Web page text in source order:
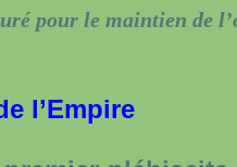
pour le maintien de
l’Empire